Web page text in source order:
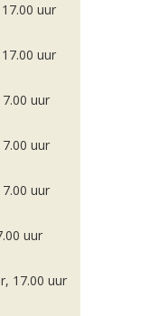
uur
uur
uur
uur
uur
uur
17.00 uur